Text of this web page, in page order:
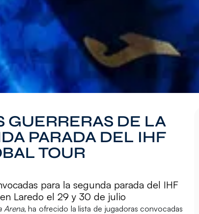
GUERRERAS DE LA
PARADA DEL IHF
TOUR
para la segunda parada del IHF
Laredo el 29 y 30 de julio
Arena, ha ofrecido la lista de jugadoras convocadas